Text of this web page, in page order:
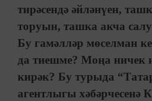
тирəсендə əйлəнүен,
торуын, ташка акча
Бу гамəллəр мөселман
да тиешме? Моңа ничек
кирəк? Бу турыда
агентлыгы хәбәрчесенә